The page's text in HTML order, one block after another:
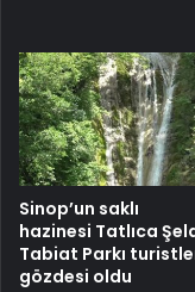
Sinop’un saklı
hazinesi Tatlıca
Tabiat Parkı
gözdesi oldu